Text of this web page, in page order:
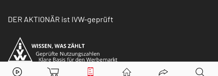
Ebay Aktie jetzt handeln?
DER AKTIONÄR ist IVW-geprüft